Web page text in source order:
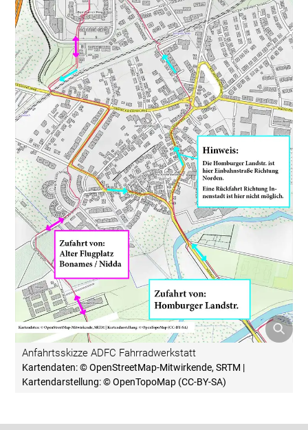
Anfahrtsskizze ADFC Fahrradwerkstatt
Kartendaten: © OpenStreetMap-Mitwirkende, SRTM |
Kartendarstellung: © OpenTopoMap (CC-BY-SA)